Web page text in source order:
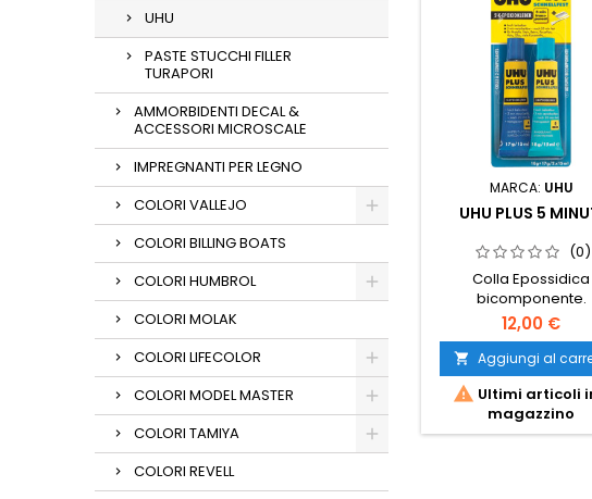
UHU
PASTE STUCCHI FILLER
TURAPORI
AMMORBIDENTI DECAL &
ACCESSORI MICROSCALE
IMPREGNANTI PER LEGNO
COLORI VALLEJO
COLORI BILLING BOATS
COLORI HUMBROL
COLORI MOLAK
COLORI LIFECOLOR
COLORI MODEL MASTER
COLORI TAMIYA
COLORI REVELL
MARCA: UHU
UHU PLUS 5
(0)
Colla Epossidica
bicomponente.
12,00 €
 Aggiungi al
 Ultimi articoli
magazzino